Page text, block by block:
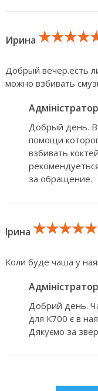
Ирина
Добрый вечер.есть
можно взбивать
Добрый день. В
помощи
взбивать
за обращение.
Ірина ★★★★★
★★★★★
★★★★★
Коли буде чаша у
Добрий день.
для К700 є в
Дякуємо за